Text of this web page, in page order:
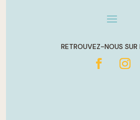
RETROUVEZ-NOUS SUR